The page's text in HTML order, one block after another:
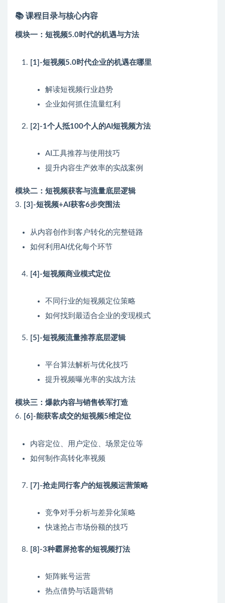
📚 课程目录与核心内容
模块一：短视频5.0时代的机遇与方法
[1]-短视频5.0时代企业的机遇在哪里
解读短视频行业趋势
企业如何抓住流量红利
[2]-1个人抵100个人的AI短视频方法
AI工具推荐与使用技巧
提升内容生产效率的实战案例
模块二：短视频获客与流量底层逻辑
3. [3]-短视频+AI获客6步突围法
从内容创作到客户转化的完整链路
如何利用AI优化每个环节
[4]-短视频商业模式定位
不同行业的短视频定位策略
如何找到最适合企业的变现模式
[5]-短视频流量推荐底层逻辑
平台算法解析与优化技巧
提升视频曝光率的实战方法
模块三：爆款内容与销售铁军打造
6. [6]-能获客成交的短视频5维定位
内容定位、用户定位、场景定位等
如何制作高转化率视频
[7]-抢走同行客户的短视频运营策略
竞争对手分析与差异化策略
快速抢占市场份额的技巧
[8]-3种霸屏抢客的短视频打法
矩阵账号运营
热点借势与话题营销